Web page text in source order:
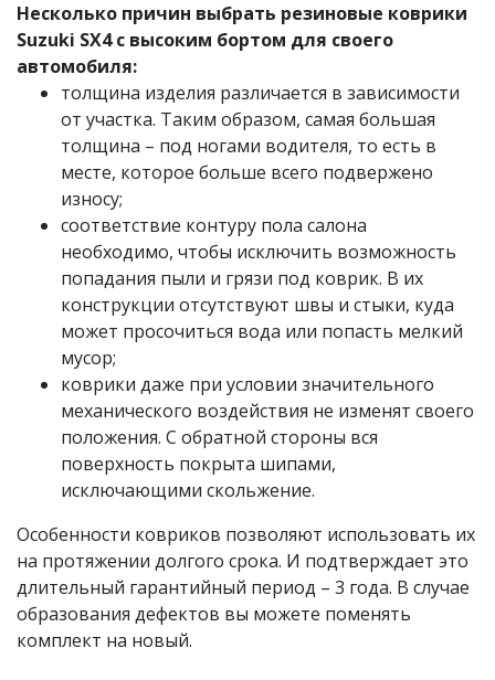
Несколько причин выбрать резиновые коврики
Suzuki SX4 с высоким бортом для своего
автомобиля:
толщина изделия различается в зависимости
от участка. Таким образом, самая большая
толщина – под ногами водителя, то есть в
месте, которое больше всего подвержено
износу;
соответствие контуру пола салона
необходимо, чтобы исключить возможность
попадания пыли и грязи под коврик. В их
конструкции отсутствуют швы и стыки, куда
может просочиться вода или попасть мелкий
мусор;
коврики даже при условии значительного
механического воздействия не изменят своего
положения. С обратной стороны вся
поверхность покрыта шипами,
исключающими скольжение.
Особенности ковриков позволяют использовать их
на протяжении долгого срока. И подтверждает это
длительный гарантийный период – 3 года. В случае
образования дефектов вы можете поменять
комплект на новый.